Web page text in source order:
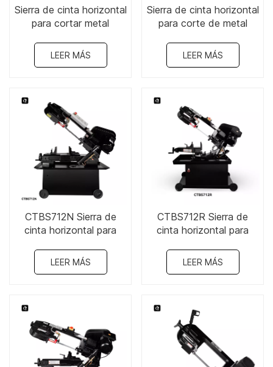
Sierra de cinta horizontal
para cortar metal
LEER MÁS
Sierra de cinta horizontal
para corte de metal
LEER MÁS
CTBS712N Sierra de
cinta horizontal para
12", 1,1 kw, 220 V
LEER MÁS
CTBS712R Sierra de
cinta horizontal para
12"
LEER MÁS